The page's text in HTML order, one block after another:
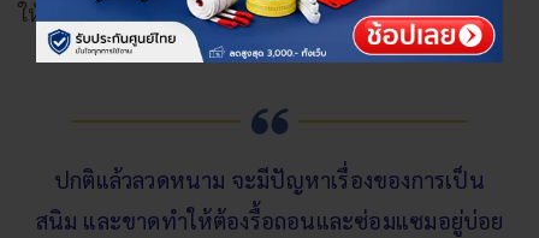
ให้มีน้ำหนักที่มั่นคง เป็นต้น
ปกติแล้วลวดหนาม จะมีปัญหาเรื่องของการเป็น
สนิม และขาดทำให้ต้องรื้อถอนและซ่อมแซมอยู่บ่อย